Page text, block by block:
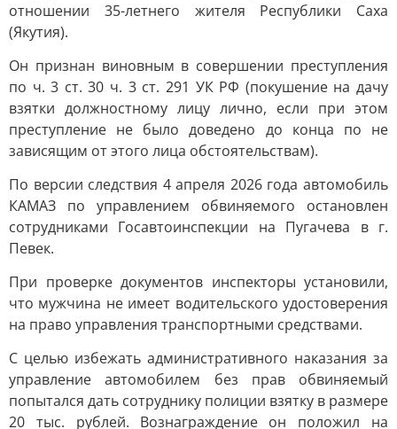
отношении 35-летнего жителя Республики Саха
(Якутия).
Он признан виновным в совершении преступления
по ч. 3 ст. 30 ч. 3 ст. 291 УК РФ (покушение на дачу
взятки должностному лицу лично, если при этом
преступление не было доведено до конца по не
зависящим от этого лица обстоятельствам).
По версии следствия 4 апреля 2026 года автомобиль
КАМАЗ по управлением обвиняемого остановлен
сотрудниками Госавтоинспекции на Пугачева в г.
Певек.
При проверке документов инспекторы установили,
что мужчина не имеет водительского удостоверения
на право управления транспортными средствами.
С целью избежать административного наказания за
управление автомобилем без прав обвиняемый
попытался дать сотруднику полиции взятку в размере
20 тыс. рублей. Вознаграждение он положил на